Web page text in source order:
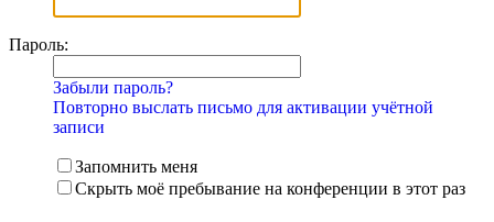
Пароль:
Забыли пароль?
Повторно выслать письмо для активации учётной
записи
Запомнить меня
Скрыть моё пребывание на конференции в этот раз